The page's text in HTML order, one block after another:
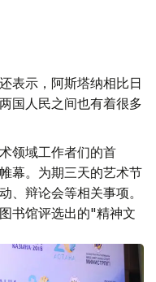
表示，阿斯塔纳相比日
国人民之间也有着很多
领域工作者们的首
幕。为期三天的艺术节
、辩论会等相关事项。
书馆评选出的"精神文